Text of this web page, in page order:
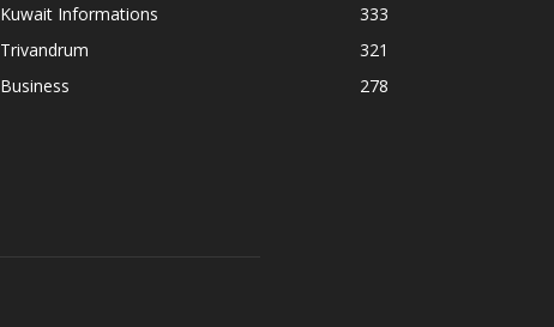
Kuwait Informations
333
Trivandrum
321
Business
278